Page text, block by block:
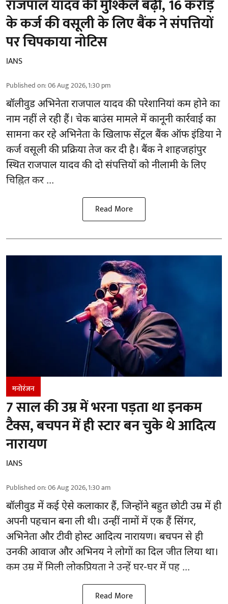
राजपाल यादव की मुश्किलें बढ़ीं, 16 करोड़
के कर्ज की वसूली के लिए बैंक ने संपत्तियों
पर चिपकाया नोटिस
IANS
Published on:06 Aug 2026, 1:30 pm
बॉलीवुडअभिनेता राजपाल यादव की परेशानियां कम होने का
नाम नहीं ले रही हैं। चेक बाउंस मामले में कानूनी कार्रवाई का
सामना कर रहे अभिनेता के खिलाफ सेंट्रल बैंक ऑफ इंडिया ने
कर्ज वसूली की प्रक्रिया तेज कर दी है। बैंक ने शाहजहांपुर
स्थित राजपाल यादव की दो संपत्तियों को नीलामी के लिए
चिह्नित कर ...
Read More
मनोरंजन
7 साल की उम्र में भरना पड़ता था इनकम
टैक्स, बचपन में ही स्टार बन चुके थे आदित्य
नारायण
IANS
Published on:06 Aug 2026, 1:30 am
बॉलीवुडमें कई ऐसे कलाकार हैं, जिन्होंने बहुत छोटी उम्र में ही
अपनी पहचान बना ली थी। उन्हीं नामों में एक हैं सिंगर,
अभिनेता और टीवी होस्ट आदित्य नारायण। बचपन से ही
उनकी आवाज और अभिनय ने लोगों का दिल जीत लिया था।
कम उम्र में मिली लोकप्रियता ने उन्हें घर-घर में पह ...
Read More